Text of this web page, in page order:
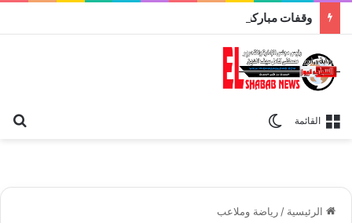
القائمة
الرئيسية / رياضة وملاعب